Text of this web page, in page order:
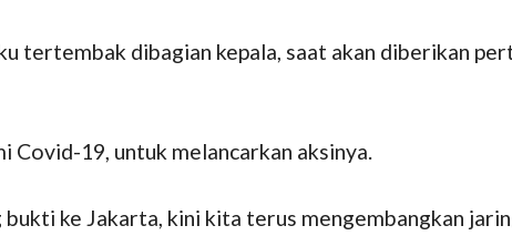
tertembak dibagian kepala, saat akan diberikan
Covid-19, untuk melancarkan aksinya.
ke Jakarta, kini kita terus mengembangkan